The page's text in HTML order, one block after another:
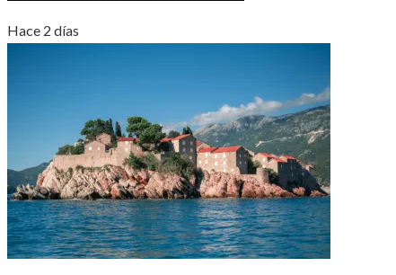
Hace 2 días